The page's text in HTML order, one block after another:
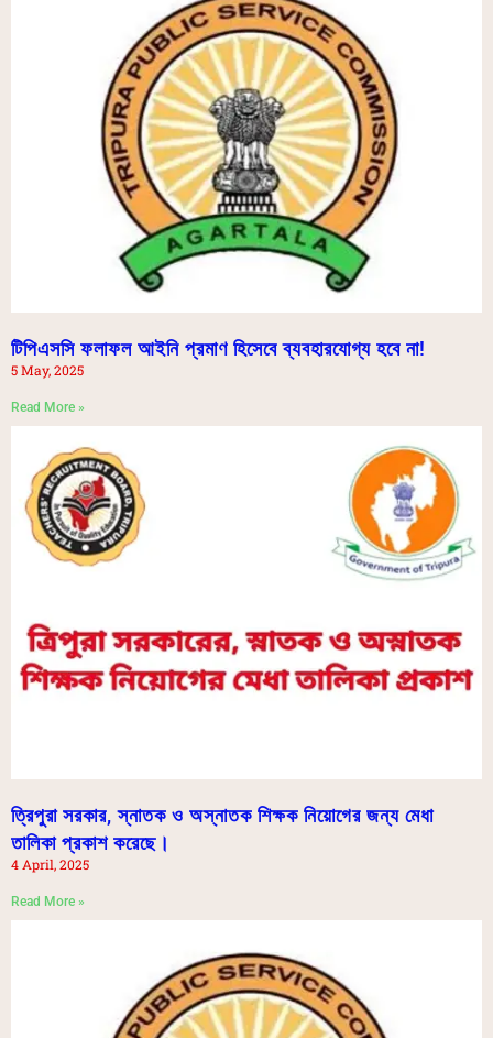
টিপিএসসি ফলাফল আইনি প্রমাণ হিসেবে ব্যবহারযোগ্য হবে না!
5 May, 2025
Read More »
ত্রিপুরা সরকার, স্নাতক ও অস্নাতক শিক্ষক নিয়োগের জন্য মেধা
তালিকা প্রকাশ করেছে।
4 April, 2025
Read More »